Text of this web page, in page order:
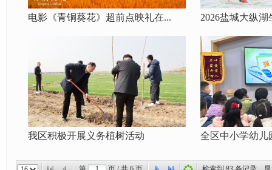
电影《青铜葵花》超前点映礼在... 2026盐城大纵湖
我区积极开展义务植树活动 全区中小学幼儿